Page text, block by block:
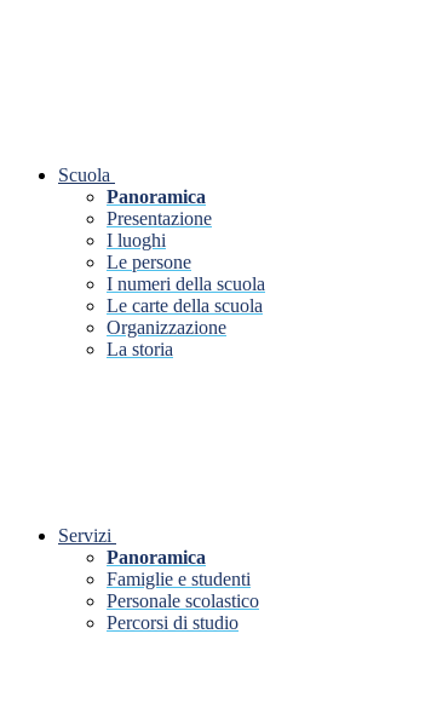
Scuola
Panoramica
Presentazione
I luoghi
Le persone
I numeri della scuola
Le carte della scuola
Organizzazione
La storia
Servizi
Panoramica
Famiglie e studenti
Personale scolastico
Percorsi di studio